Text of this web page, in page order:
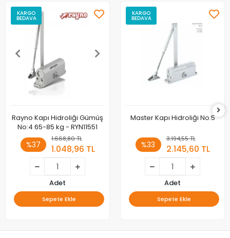
KARGO
BEDAVA
Rayno Kapı Hidroliği Gümüş
No:4 65-85 kg - RYN11551
%37
1.668,80 TL
1.048,96 TL
Adet
Sepete Ekle
KARGO
BEDAVA
Master Kapı Hidroliği No:5
%33
3.194,55 TL
2.145,60 TL
Adet
Sepete Ekle